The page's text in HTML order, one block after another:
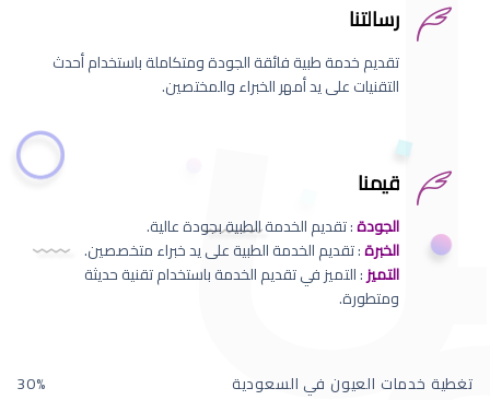
رسالتنا
تقديم خدمة طبية فائقة الجودة ومتكاملة باستخدام أحدث
التقنيات على يد أمهر الخبراء والمختصين.
قيمنا
الجودة: تقديم الخدمة الطبية بجودة عالية.
الخبرة: تقديم الخدمة الطبية على يد خبراء متخصصين.
التميز: التميز في تقديم الخدمة باستخدام تقنية حديثة
ومتطورة.
تغطية خدمات العيون في السعودية 30